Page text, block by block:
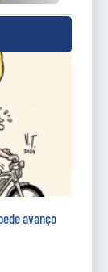
avanço